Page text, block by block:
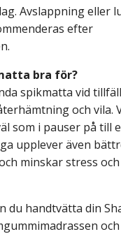
Avslappning eller
efter
bra för?
spikmatta vid
och vila.
som i pauser på till
upplever även
minskar stress
du handtvätta din